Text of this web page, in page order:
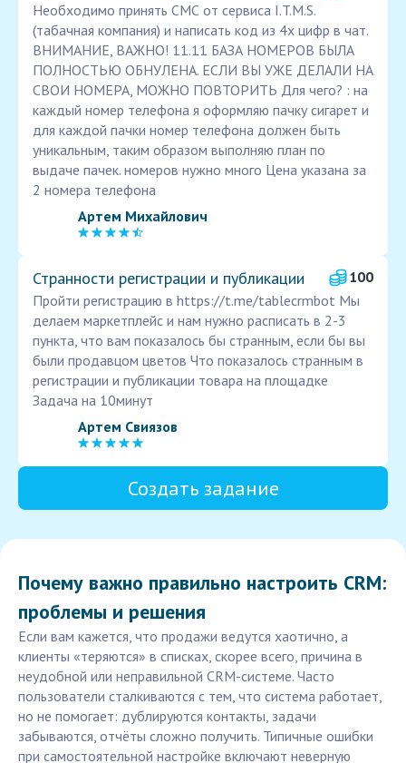
Необходимо принять СМС от сервиса I.T.M.S.
(табачная компания) и написать код из 4х цифр в чат.
ВНИМАНИЕ, ВАЖНО! 11.11 БАЗА НОМЕРОВ БЫЛА
ПОЛНОСТЬЮ ОБНУЛЕНА. ЕСЛИ ВЫ УЖЕ ДЕЛАЛИ НА
СВОИ НОМЕРА, МОЖНО ПОВТОРИТЬ Для чего? : на
каждый номер телефона я оформляю пачку сигарет и
для каждой пачки номер телефона должен быть
уникальным, таким образом выполняю план по
выдаче пачек. номеров нужно много Цена указана за
2 номера телефона
Артем Михайлович
Странности регистрации и публикации
100
Пройти регистрацию в https://t.me/tablecrmbot Мы
делаем маркетплейс и нам нужно расписать в 2-3
пункта, что вам показалось бы странным, если бы вы
были продавцом цветов Что показалось странным в
регистрации и публикации товара на площадке
Задача на 10минут
Артем Свиязов
Создать задание
Почему важно правильно настроить CRM:
проблемы и решения
Если вам кажется, что продажи ведутся хаотично, а
клиенты «теряются» в списках, скорее всего, причина в
неудобной или неправильной CRM-системе. Часто
пользователи сталкиваются с тем, что система работает,
но не помогает: дублируются контакты, задачи
забываются, отчёты сложно получить. Типичные ошибки
при самостоятельной настройке включают неверную